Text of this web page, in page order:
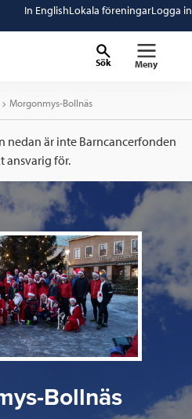
In EnglishLokala föreningarLogga in
Sök Meny
Current:
Morgonmys-Bollnäs
nedan är inte Barncancerfonden
ansvarig för.
Bollnäs